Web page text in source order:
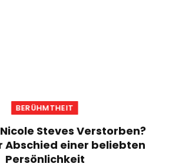
BERÜHMTHEIT
Steves Verstorben?
Abschied einer beliebten
Persönlichkeit